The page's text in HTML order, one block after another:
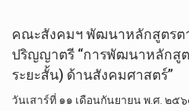
คณะสังคมฯ พัฒนาหลักสูตรต
ปริญญาตรี “การพัฒนาหลักสู
ระยะสั้น) ด้านสังคมศาสตร์”
วันเสาร์ที่ ๑๑ เดือนกันยายน พ.ศ. ๒๕